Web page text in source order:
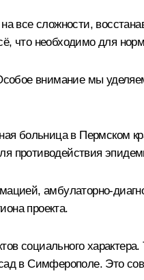
все сложности,
что необходимо для
внимание мы
больница в Пермском
противодействия
амбулаторно-
проекта.
социального
в Симферополе. Это